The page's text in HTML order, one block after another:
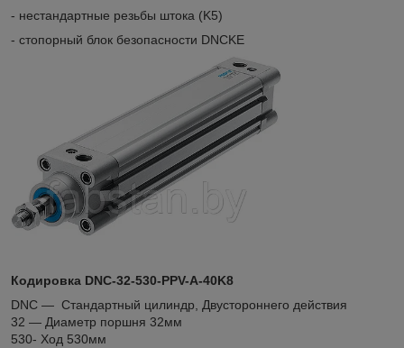
- нестандартные резьбы штока (K5)
- стопорный блок безопасности DNCKE
Кодировка DNC-32-530-PPV-A-40K8
DNC ― Стандартный цилиндр, Двустороннего действия
32 ― Диаметр поршня 32мм
530- Ход 530мм